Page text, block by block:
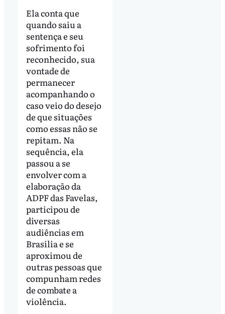
Ela conta que
quando saiu a
sentença e seu
sofrimento foi
reconhecido, sua
vontade de
permanecer
acompanhando o
caso veio do desejo
de que situações
como essas não se
repitam. Na
sequência, ela
passou a se
envolver com a
elaboração da
ADPF das Favelas,
participou de
diversas
audiências em
Brasília e se
aproximou de
outras pessoas que
compunham redes
de combate a
violência.